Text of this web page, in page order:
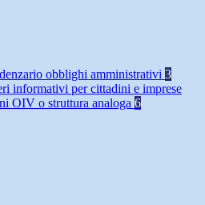
obblighi amministrativi 3
informativi per cittadini e imprese
OIV o struttura analoga 6